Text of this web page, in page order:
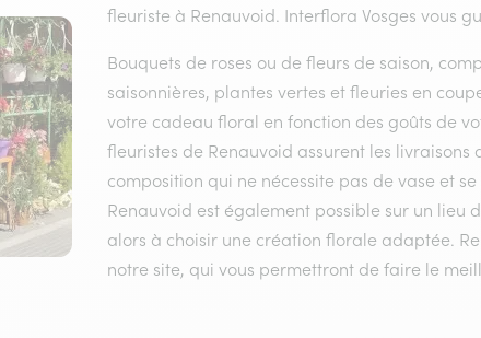
fleuriste à Renauvoid. Interflora Vosges vous
Bouquets de roses ou de fleurs de saison,
saisonnières, plantes vertes et fleuries en
votre cadeau floral en fonction des goûts de
fleuristes de Renauvoid assurent les
composition qui ne nécessite pas de vase et
Renauvoid est également possible sur un lieu
alors à choisir une création florale adaptée.
notre site, qui vous permettront de faire le